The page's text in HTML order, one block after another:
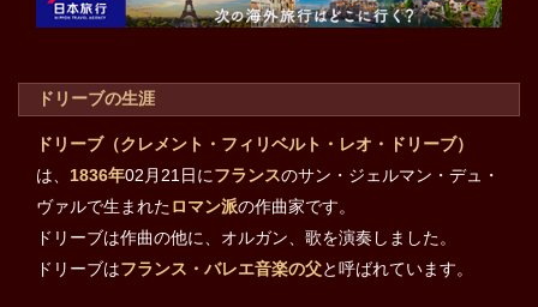
ドリーブの生涯
ドリーブ（クレメント・フィリベルト・レオ・ドリーブ）
は、 1836年02月21日にフランスのサン・ジェルマン・デュ・
ヴァルで生まれたロマン派の作曲家です。
ドリーブは作曲の他に、オルガン、歌を演奏しました。
ドリーブはフランス・バレエ音楽の父と呼ばれています。